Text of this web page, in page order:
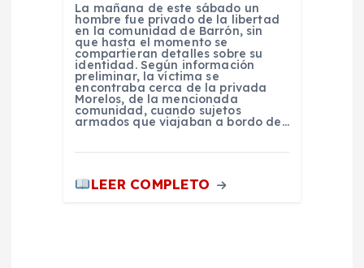
La mañana de este sábado un
hombre fue privado de la libertad
en la comunidad de Barrón, sin
que hasta el momento se
compartieran detalles sobre su
identidad. Según información
preliminar, la víctima se
encontraba cerca de la privada
Morelos, de la mencionada
comunidad, cuando sujetos
armados que viajaban a bordo de…
LEER COMPLETO